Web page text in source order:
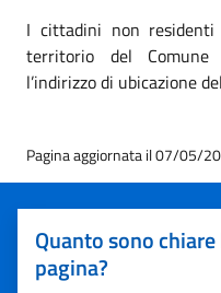
I cittadini non
territorio del
l’indirizzo di ubicazione
Pagina aggiornata il 07/05/
Quanto sono
pagina?